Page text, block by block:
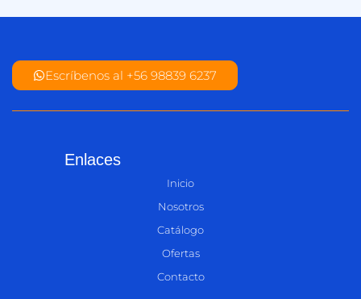
Escríbenos al +56 98839 6237
Enlaces
Inicio
Nosotros
Catálogo
Ofertas
Contacto